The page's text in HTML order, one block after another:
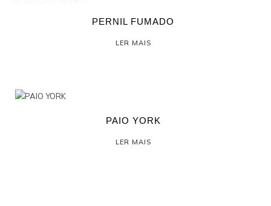
PERNIL FUMADO
LER MAIS
PAIO YORK
LER MAIS